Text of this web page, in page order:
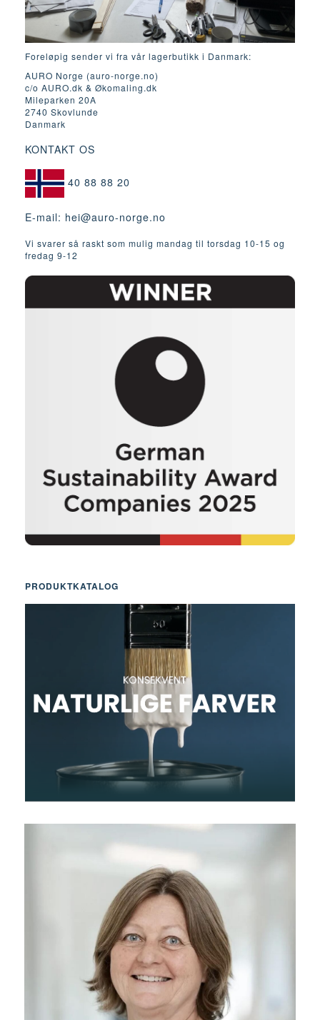
Foreløpig sender vi fra vår lagerbutikk i Danmark:
AURO Norge (auro-norge.no)
c/o AURO.dk & Økomaling.dk
Mileparken 20A
2740 Skovlunde
Danmark
KONTAKT OS
40 88 88 20
E-mail: hei@auro-norge.no
Vi svarer så raskt som mulig mandag til torsdag 10-15 og
fredag ​​9-12
PRODUKTKATALOG